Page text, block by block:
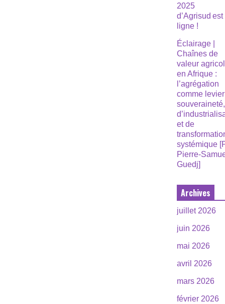
2025
d’Agrisud
ligne !
Éclairage |
Chaînes de
valeur
en Afrique :
l’agrégation
comme
souveraineté,
et de
systémique
Pierre-
Guedj]
Archives
juillet 2026
juin 2026
mai 2026
avril 2026
mars 2026
février 2026